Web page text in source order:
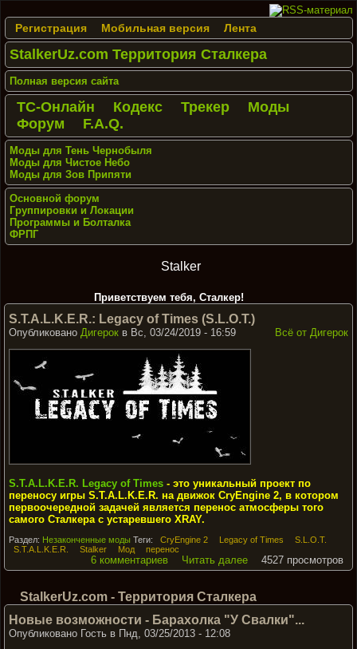
Регистрация Мобильная версия Лента
StalkerUz.com Территория Сталкера
Полная версия сайта
ТС-Онлайн Кодекс Трекер
Моды
Форум
F.A.Q.
Моды для Тень Чернобыля
Моды для Чистое Небо
Моды для Зов Припяти
Основной форум
Группировки и Локации
Программы и Болталка
ФРПГ
Stalker
Приветствуем тебя, Сталкер!
S.T.A.L.K.E.R.: Legacy of Times (S.L.O.T.)
Всё от Дигерок
Опубликовано Дигерок в Вс, 03/24/2019 - 16:59
S.T.A.L.K.E.R. Legacy of Times - это уникальный проект по
переносу игры S.T.A.L.K.E.R. на движок CryEngine 2, в котором
первоочередной задачей является перенос атмосферы того
самого Сталкера с устаревшего XRAY.
Раздел: Незаконченные моды Теги: CryEngine 2 Legacy of Times
S.L.O.T.
S.T.A.L.K.E.R.
Stalker Мод перенос
6 комментариев Читать далее 4527 просмотров
StalkerUz.com - Территория Сталкера
Новые возможности - Барахолка "У Свалки"...
Опубликовано Гость в Пнд, 03/25/2013 - 12:08